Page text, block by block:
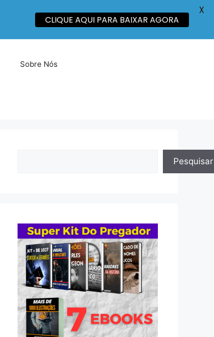
Sobre Nós
Pesquisar
CLIQUE AQUI PARA BAIXAR AGORA
X